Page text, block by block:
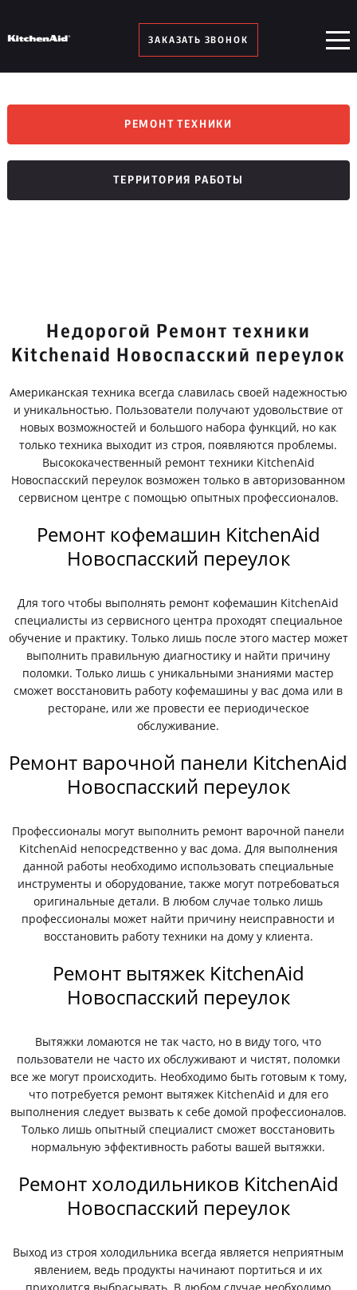
ЗАКАЗАТЬ ЗВОНОК
РЕМОНТ ТЕХНИКИ
ТЕРРИТОРИЯ РАБОТЫ
Недорогой Ремонт техники
Kitchenaid Новоспасский переулок
Американская техника всегда славилась своей надежностью
и уникальностью. Пользователи получают удовольствие от
новых возможностей и большого набора функций, но как
только техника выходит из строя, появляются проблемы.
Высококачественный ремонт техники KitchenAid
Новоспасский переулок возможен только в авторизованном
сервисном центре с помощью опытных профессионалов.
Ремонт кофемашин KitchenAid
Новоспасский переулок
Для того чтобы выполнять ремонт кофемашин KitchenAid
специалисты из сервисного центра проходят специальное
обучение и практику. Только лишь после этого мастер может
выполнить правильную диагностику и найти причину
поломки. Только лишь с уникальными знаниями мастер
сможет восстановить работу кофемашины у вас дома или в
ресторане, или же провести ее периодическое
обслуживание.
Ремонт варочной панели KitchenAid
Новоспасский переулок
Профессионалы могут выполнить ремонт варочной панели
KitchenAid непосредственно у вас дома. Для выполнения
данной работы необходимо использовать специальные
инструменты и оборудование, также могут потребоваться
оригинальные детали. В любом случае только лишь
профессионалы может найти причину неисправности и
восстановить работу техники на дому у клиента.
Ремонт вытяжек KitchenAid
Новоспасский переулок
Вытяжки ломаются не так часто, но в виду того, что
пользователи не часто их обслуживают и чистят, поломки
все же могут происходить. Необходимо быть готовым к тому,
что потребуется ремонт вытяжек KitchenAid и для его
выполнения следует вызвать к себе домой профессионалов.
Только лишь опытный специалист сможет восстановить
нормальную эффективность работы вашей вытяжки.
Ремонт холодильников KitchenAid
Новоспасский переулок
Выход из строя холодильника всегда является неприятным
явлением, ведь продукты начинают портиться и их